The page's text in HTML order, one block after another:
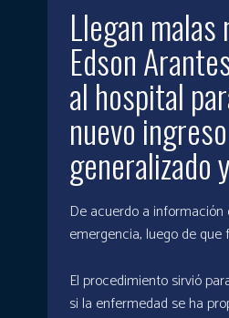
Llegan
Edson
al hospital
nuevo
generalizado
De acuerdo a
emergencia, luego de
El procedimiento sirvió
si la enfermedad se ha